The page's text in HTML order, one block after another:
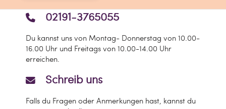
Schreib uns
Falls du Fragen oder Anmerkungen hast, kannst du
02191-3765055
Du kannst uns von Montag- Donnerstag von 10.00-
16.00 Uhr und Freitags von 10.00-14.00 Uhr
erreichen.